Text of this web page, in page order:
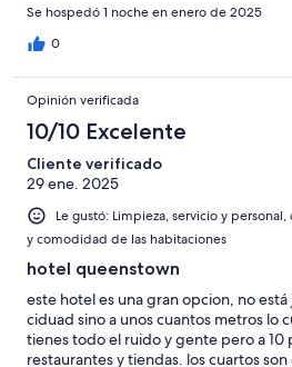
Se hospedó 1 noche en enero de 2025
0
Opinión verificada
10/10 Excelente
Cliente verificado
29 ene. 2025
Le gustó: Limpieza, servicio y
y comodidad de las habitaciones
hotel queenstown
este hotel es una gran opcion, no
ciduad sino a unos cuantos metros lo
tienes todo el ruido y gente pero a 10
restaurantes y tiendas. los cuartos